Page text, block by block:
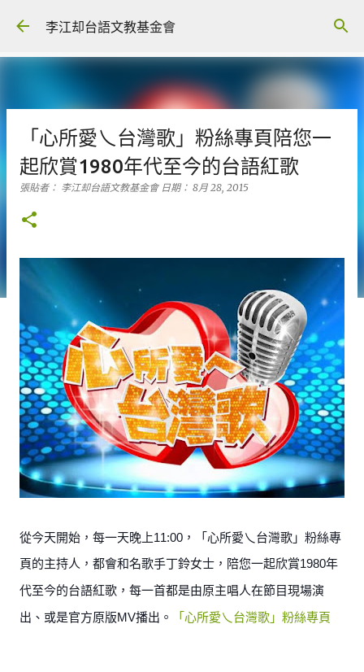
跳到主要內容
李江却台語文教基金會
「心所愛乀台灣歌」粉絲專頁陪您一
起欣賞1980年代至今的台語紅歌
張貼者： 李江却台語文教基金會 日期： 8月 28, 2015
從今天開始，每一天晚上11:00，
「心所愛乀台灣歌」粉絲專
頁的主持人，都會和名歌手丁鈴女士，陪您一起欣賞1980年
代至今的台語紅歌，每一首都是由原主唱人在節目現場演
出、或是官方原版MV播出。
「心所愛乀台灣歌」粉絲專頁